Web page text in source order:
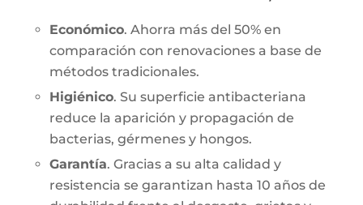
Económico. Ahorra más del 50% en
comparación con renovaciones a base de
métodos tradicionales.
Higiénico. Su superficie antibacteriana
reduce la aparición y propagación de
bacterias, gérmenes y hongos.
Garantía. Gracias a su alta calidad y
resistencia se garantizan hasta 10 años de